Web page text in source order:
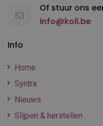
Info
Home
Syntra
Nieuws
Slijpen & herstellen
Of stuur ons
info@koll.be